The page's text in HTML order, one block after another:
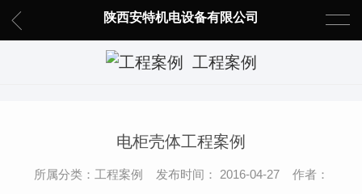
陕西安特机电设备有限公司
工程案例
电柜壳体工程案例
所属分类：工程案例 发布时间： 2016-04-27 作者：